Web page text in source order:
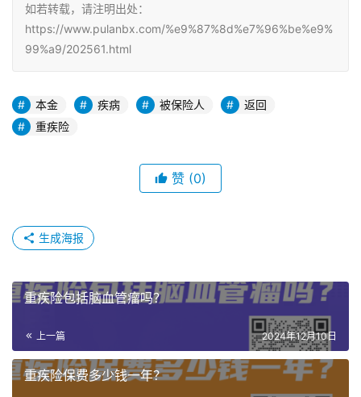
如若转载，请注明出处：
https://www.pulanbx.com/%e9%87%8d%e7%96%be%e9%
99%a9/202561.html
本金 疾病 被保险人
返回
重疾险
赞 (0)
生成海报
重疾险包括脑血管瘤吗？
上一篇 2024年12月10日
重疾险保费多少钱一年？